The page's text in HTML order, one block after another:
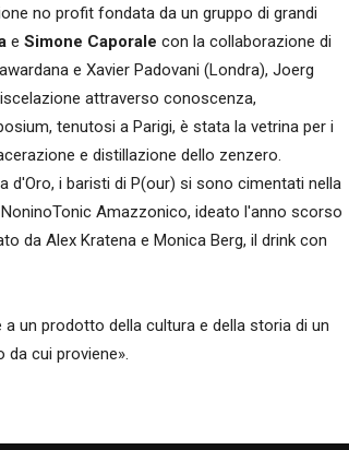
no profit fondata da un gruppo di grandi
e Simone Caporale con la collaborazione di
e Xavier Padovani (Londra), Joerg
attraverso conoscenza,
tenutosi a Parigi, è stata la vetrina per i
e distillazione dello zenzero.
d'Oro, i baristi di P(our) si sono cimentati nella
Amazzonico, ideato l'anno scorso
da Alex Kratena e Monica Berg, il drink con
un prodotto della cultura e della storia di un
cui proviene».